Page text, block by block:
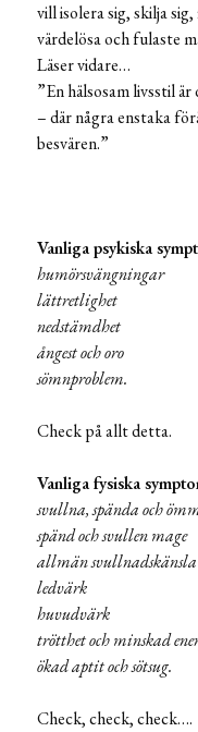
vill isolera sig, skilja
värdelösa och fulaste
Läser vidare…
”En hälsosam livsstil
– där några enstaka
besvären.”
Vanliga psykiska
humörsvängningar
lättretlighet
nedstämdhet
ångest och oro
sömnproblem.
Check på allt detta.
Vanliga fysiska
svullna, spända och
spänd och svullen mage
allmän
ledvärk
huvudvärk
trötthet och minskad
ökad aptit och sötsug.
Check, check, check….